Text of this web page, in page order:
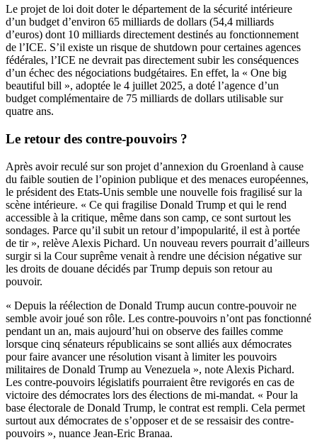
Le projet de loi doit doter le département de la sécurité intérieure
d’un budget d’environ 65 milliards de dollars (54,4 milliards
d’euros) dont 10 milliards directement destinés au fonctionnement
de l’ICE. S’il existe un risque de shutdown pour certaines agences
fédérales, l’ICE ne devrait pas directement subir les conséquences
d’un échec des négociations budgétaires. En effet, la « One big
beautiful bill », adoptée le 4 juillet 2025, a doté l’agence d’un
budget complémentaire de 75 milliards de dollars utilisable sur
quatre ans.
Le retour des contre-pouvoirs ?
Après avoir reculé sur son projet d’annexion du Groenland à cause
du faible soutien de l’opinion publique et des menaces européennes,
le président des Etats-Unis semble une nouvelle fois fragilisé sur la
scène intérieure. « Ce qui fragilise Donald Trump et qui le rend
accessible à la critique, même dans son camp, ce sont surtout les
sondages. Parce qu’il subit un retour d’impopularité, il est à portée
de tir », relève Alexis Pichard. Un nouveau revers pourrait d’ailleurs
surgir si la Cour suprême venait à rendre une décision négative sur
les droits de douane décidés par Trump depuis son retour au
pouvoir.
« Depuis la réélection de Donald Trump aucun contre-pouvoir ne
semble avoir joué son rôle. Les contre-pouvoirs n’ont pas fonctionné
pendant un an, mais aujourd’hui on observe des failles comme
lorsque cinq sénateurs républicains se sont alliés aux démocrates
pour faire avancer une résolution visant à limiter les pouvoirs
militaires de Donald Trump au Venezuela », note Alexis Pichard.
Les contre-pouvoirs législatifs pourraient être revigorés en cas de
victoire des démocrates lors des élections de mi-mandat. « Pour la
base électorale de Donald Trump, le contrat est rempli. Cela permet
surtout aux démocrates de s’opposer et de se ressaisir des contre-
pouvoirs », nuance Jean-Eric Branaa.